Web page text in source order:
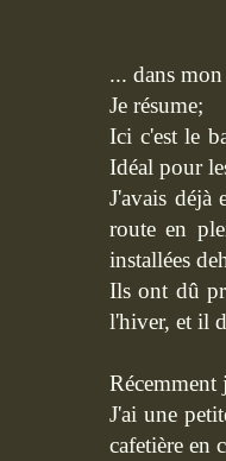
... dans
Je résume;
Ici c'est le
Idéal pour
J'avais déjà
route en
installées
Ils ont dû
l'hiver, et il
Récemment
J'ai une
cafetière en